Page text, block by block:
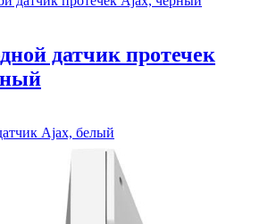
датчик протечек